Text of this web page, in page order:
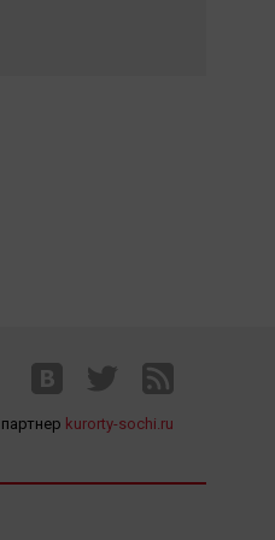
kurorty-sochi.ru